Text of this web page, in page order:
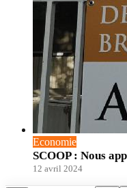
Economie
SCOOP : Nous
12 avril 2024